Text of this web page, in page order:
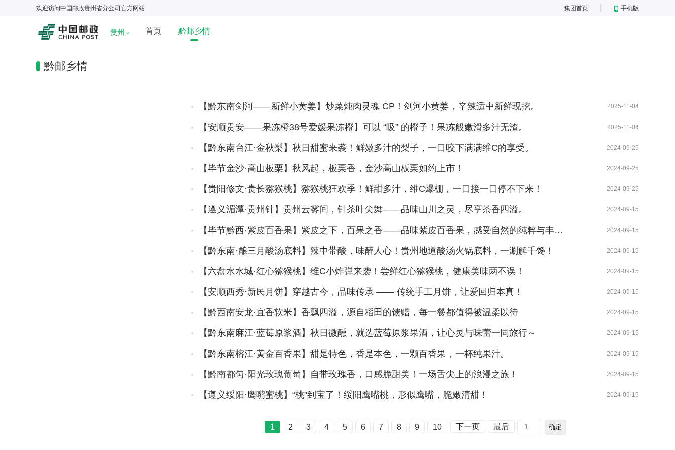
欢迎访问中国邮政贵州省分公司 官方网站 集团首页 手机版
贵州 首页 黔邮乡情
黔邮乡情
【黔东南剑河——新鲜小黄姜】炒菜炖肉灵魂 CP！剑河小黄姜，辛辣适中新鲜现挖。 2025-11-04
【安顺贵安——果冻橙38号爱媛果冻橙】可以 “吸” 的橙子！果冻般嫩滑多汁无渣。 2025-11-04
【黔东南台江·金秋梨】秋日甜蜜来袭！鲜嫩多汁的梨子，一口咬下满满维C的享受。 2024-09-25
【毕节金沙·高山板栗】秋风起，板栗香，金沙高山板栗如约上市！ 2024-09-25
【贵阳修文·贵长猕猴桃】猕猴桃狂欢季！鲜甜多汁，维C爆棚，一口接一口停不下来！ 2024-09-25
【遵义湄潭·贵州针】贵州云雾间，针茶叶尖舞——品味山川之灵，尽享茶香四溢。 2024-09-15
【毕节黔西·紫皮百香果】紫皮之下，百果之香——品味紫皮百香果，感受自然的纯粹与丰… 2024-09-15
【黔东南·酿三月酸汤底料】辣中带酸，味醉人心！贵州地道酸汤火锅底料，一涮解千馋！ 2024-09-15
【六盘水水城·红心猕猴桃】维C小炸弹来袭！尝鲜红心猕猴桃，健康美味两不误！ 2024-09-15
【安顺西秀·新民月饼】穿越古今，品味传承 —— 传统手工月饼，让爱回归本真！ 2024-09-15
【黔西南安龙·宜香软米】香飘四溢，源自稻田的馈赠，每一餐都值得被温柔以待 2024-09-15
【黔东南麻江·蓝莓原浆酒】秋日微醺，就选蓝莓原浆果酒，让心灵与味蕾一同旅行～ 2024-09-15
【黔东南榕江·黄金百香果】甜是特色，香是本色，一颗百香果，一杯纯果汁。 2024-09-15
【黔南都匀·阳光玫瑰葡萄】自带玫瑰香，口感脆甜美！一场舌尖上的浪漫之旅！ 2024-09-15
【遵义绥阳·鹰嘴蜜桃】“桃”到宝了！绥阳鹰嘴桃，形似鹰嘴，脆嫩清甜！ 2024-09-15
1 2 3 4 5 6 7 8 9 10 下一页 最后